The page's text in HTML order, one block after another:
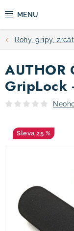
na
CYKLISTIKA
ZIMNÍ SPORTY
KOLOBĚŽKY
OBLEČENÍ A
Rohy, gripy,
AUTHOR
GripLock
25 %